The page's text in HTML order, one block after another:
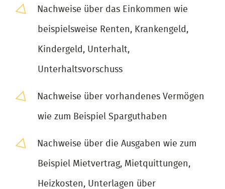
Nachweise über das Einkommen wie
beispielsweise Renten, Krankengeld,
Kindergeld, Unterhalt,
Unterhaltsvorschuss
Nachweise über vorhandenes Vermögen
wie zum Beispiel Sparguthaben
Nachweise über die Ausgaben wie zum
Beispiel Mietvertrag, Mietquittungen,
Heizkosten, Unterlagen über